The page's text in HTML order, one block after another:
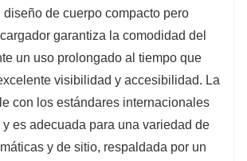
de cuerpo compacto pero
garantiza la comodidad del
un uso prolongado al tiempo que
visibilidad y accesibilidad. La
con los estándares internacionales
es adecuada para una variedad de
y de sitio, respaldada por un